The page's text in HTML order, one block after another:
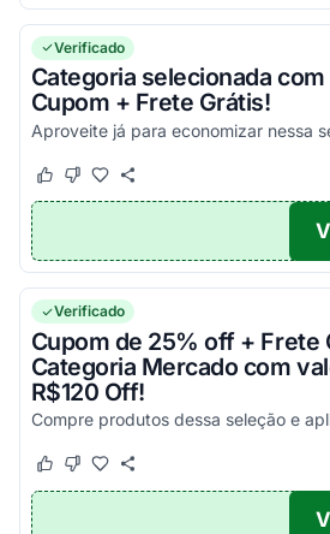
Verificado
Categoria selecionada
Cupom + Frete Grátis!
Este cupom funcionou
Este cupom não funcionou
Verificado
Cupom de 25% off + Frete
Categoria Mercado com
R$120 Off!
Este cupom funcionou
Este cupom não funcionou